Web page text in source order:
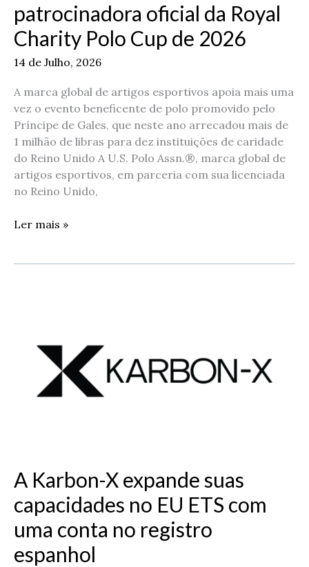
patrocinadora oficial da Royal
Charity Polo Cup de 2026
14 de Julho, 2026
A marca global de artigos esportivos apoia mais uma
vez o evento beneficente de polo promovido pelo
Príncipe de Gales, que neste ano arrecadou mais de
1 milhão de libras para dez instituições de caridade
do Reino Unido A U.S. Polo Assn.®, marca global de
artigos esportivos, em parceria com sua licenciada
no Reino Unido,
Ler mais »
A Karbon-X expande suas
capacidades no EU ETS com
uma conta no registro
espanhol
expande
capacidades
conta
no
registro
espanhol